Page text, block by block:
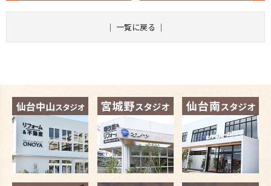
｜ 一覧に戻る ｜